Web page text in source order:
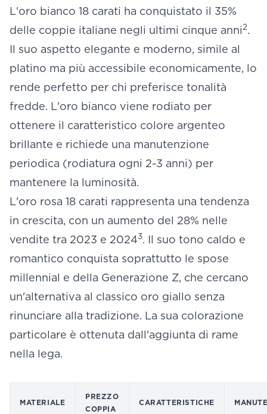
L'oro bianco 18 carati ha conquistato il 35%
delle coppie italiane negli ultimi cinque anni2.
Il suo aspetto elegante e moderno, simile al
platino ma più accessibile economicamente, lo
rende perfetto per chi preferisce tonalità
fredde. L'oro bianco viene rodiato per
ottenere il caratteristico colore argenteo
brillante e richiede una manutenzione
periodica (rodiatura ogni 2-3 anni) per
mantenere la luminosità.
L'oro rosa 18 carati rappresenta una tendenza
in crescita, con un aumento del 28% nelle
vendite tra 2023 e 20243. Il suo tono caldo e
romantico conquista soprattutto le spose
millennial e della Generazione Z, che cercano
un'alternativa al classico oro giallo senza
rinunciare alla tradizione. La sua colorazione
particolare è ottenuta dall'aggiunta di rame
nella lega.
MATERIALE
PREZZO
COPPIA
CARATTERISTICHE